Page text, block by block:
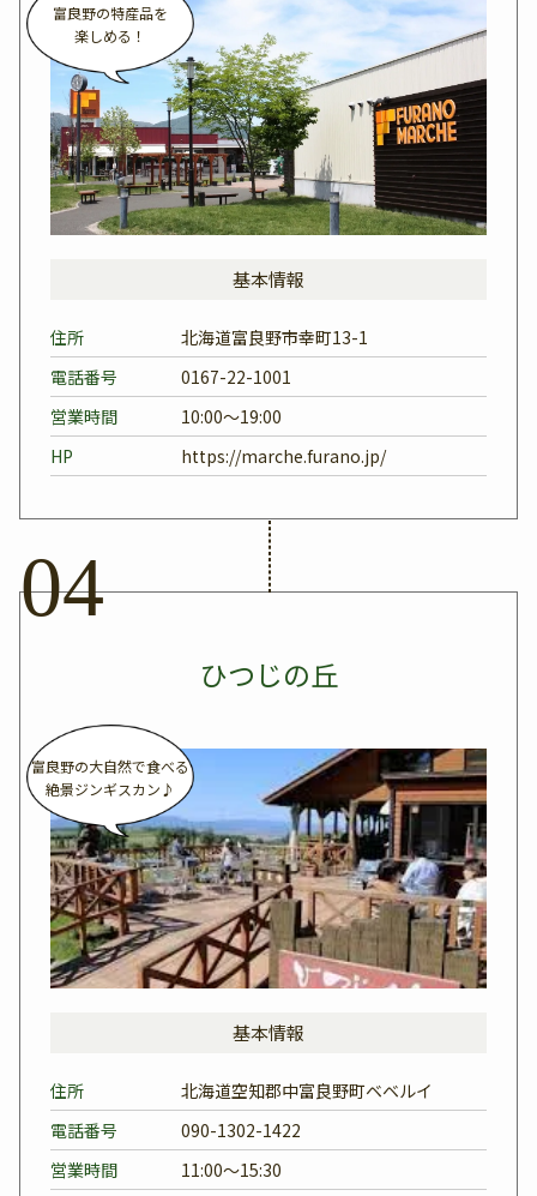
基本情報
住所
北海道富良野市幸町13-1
電話番号
0167-22-1001
営業時間
10:00～19:00
HP
https://marche.furano.jp/
富良野の特産品を
楽しめる！
ひつじの丘
基本情報
住所
北海道空知郡中富良野町ベベルイ
電話番号
090-1302-1422
営業時間
11:00～15:30
富良野の大自然で食べる
絶景ジンギスカン♪